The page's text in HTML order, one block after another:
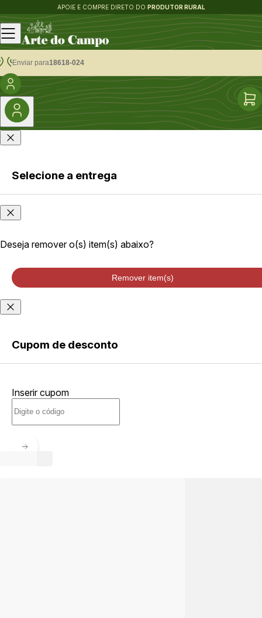
APOIE E COMPRE DIRETO DO PRODUTOR RURAL
Enviar para18618-024
Faça login
ou cadastre-
se
CRIAR
CONTA
Acessar com senha
Onde
você
está?
velocidade de
entrega podem
variar de acordo
com a região
Selecione a entrega
Deseja remover o(s) item(s) abaixo?
Remover item(s)
Cupom de desconto
Inserir cupom